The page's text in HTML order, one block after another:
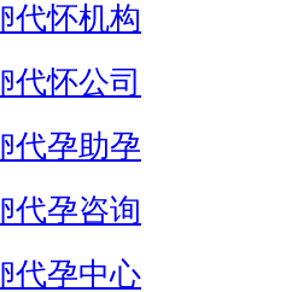
代怀机构
代怀公司
代孕助孕
代孕咨询
代孕中心